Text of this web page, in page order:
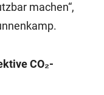
machen“,
CO₂-